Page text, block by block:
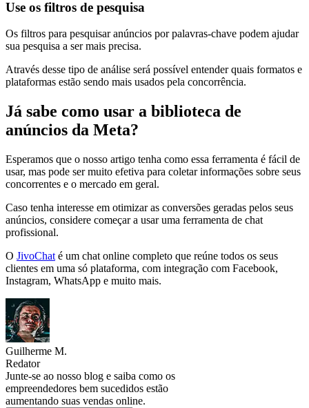
Use os filtros de pesquisa
Os filtros para pesquisar anúncios por palavras-chave podem ajudar
sua pesquisa a ser mais precisa.
Através desse tipo de análise será possível entender quais formatos e
plataformas estão sendo mais usados pela concorrência.
Já sabe como usar a biblioteca de
anúncios da Meta?
Esperamos que o nosso artigo tenha como essa ferramenta é fácil de
usar, mas pode ser muito efetiva para coletar informações sobre seus
concorrentes e o mercado em geral.
Caso tenha interesse em otimizar as conversões geradas pelos seus
anúncios, considere começar a usar uma ferramenta de chat
profissional.
O JivoChat é um chat online completo que reúne todos os seus
clientes em uma só plataforma, com integração com Facebook,
Instagram, WhatsApp e muito mais.
Guilherme M.
Redator
Junte-se ao nosso blog e saiba como os
empreendedores bem sucedidos estão
aumentando suas vendas online.